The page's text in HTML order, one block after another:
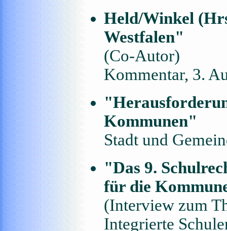
Held/Winkel
Westfalen"
(Co-Autor)
Kommentar, 3.
Kommunen"
Stadt und
"Das 9.
für die
(Interview zum
Integrierte